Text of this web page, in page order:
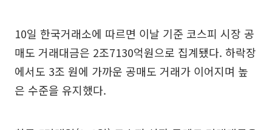
10일 한국거래소에 따르면 이날 기준 코스피 시장 공
매도 거래대금은 2조7130억원으로 집계됐다. 하락장
에서도 3조 원에 가까운 공매도 거래가 이어지며 높
은 수준을 유지했다.